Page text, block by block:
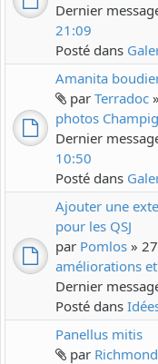
Dernier
21:09
Posté dans
Amanita
par Terradoc
photos
Dernier
10:50
Posté dans
Ajouter une
pour les QSJ
par Pomlos »
améliorations
Dernier
Posté dans
Panellus mitis
par